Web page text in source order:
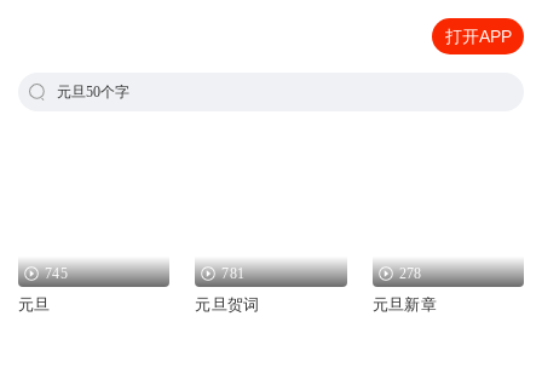
打开APP
元旦50个字
745
元旦
781
元旦贺词
278
元旦新章